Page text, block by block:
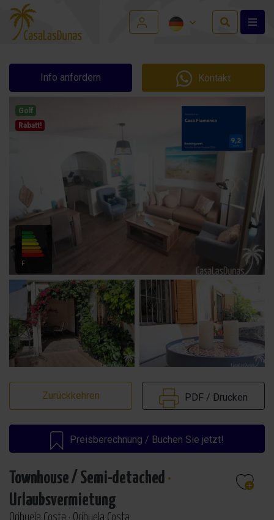
Info anfordern Kontakt
Golf
Rabatt!
F
Zurückkehren PDF / Drucken
Preisberechnung / Buchen Sie jetzt!
Townhouse / Semi-detached ·
Urlaubsvermietung
Orihuela Costa · Orihuela Costa